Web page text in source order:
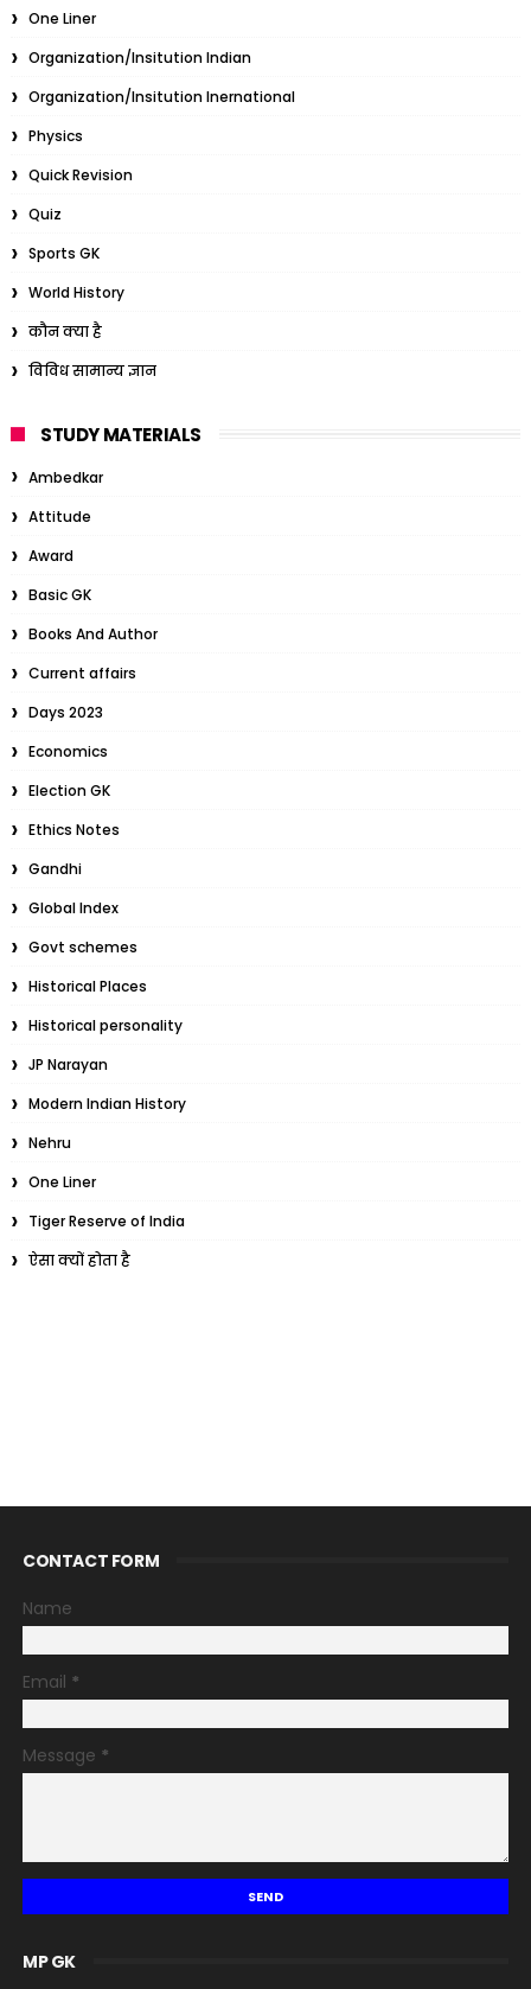
One Liner
Organization/Insitution Indian
Organization/Insitution Inernational
Physics
Quick Revision
Quiz
Sports GK
World History
कौन क्या है
विविध सामान्य ज्ञान
STUDY MATERIALS
Ambedkar
Attitude
Award
Basic GK
Books And Author
Current affairs
Days 2023
Economics
Election GK
Ethics Notes
Gandhi
Global Index
Govt schemes
Historical Places
Historical personality
JP Narayan
Modern Indian History
Nehru
One Liner
Tiger Reserve of India
ऐसा क्यों होता है
CONTACT FORM
Name
Email *
Message *
MP GK